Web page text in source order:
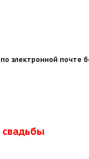
электронной почте
свадьбы